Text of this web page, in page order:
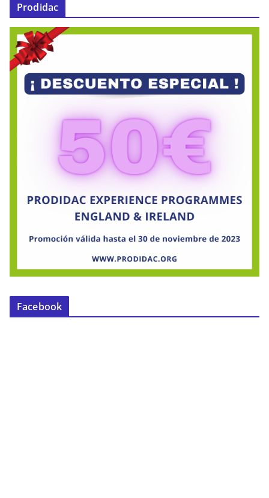
Prodidac
Facebook